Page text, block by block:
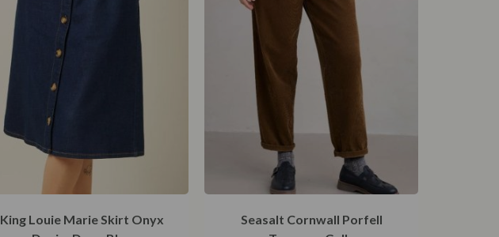
King Louie Marie Skirt Onyx
Seasalt Cornwall Porfell